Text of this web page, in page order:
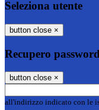
Seleziona utente
button close ×
Recupero password
button close ×
all'indirizzo indicato con le